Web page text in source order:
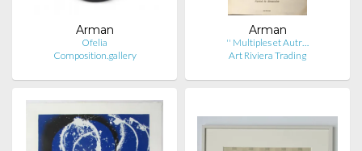
Arman
Ofelia
Composition.gallery
Arman
'' Multiples et Autr…
Art Riviera Trading